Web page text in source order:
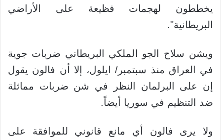
يخططون لهجمات فظيعة على الأراضي
البريطانية".
ويشن سلاح الجو الملكي البريطاني ضربات جوية
في العراق منذ سبتمبر/ ايلول، إلا أن فالون يقول
إن على البرلمان النظر في شن ضربات مماثلة
ضد التنظيم في سوريا أيضاً.
ولا يرى فالون أي مانع قانوني للموافقة على